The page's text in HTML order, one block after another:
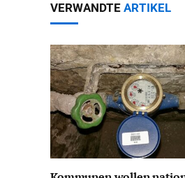
VERWANDTE ARTIKEL